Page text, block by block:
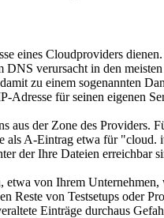
eines Cloudproviders
verursacht in den
zu einem sogenannten
für seinen eigenen
aus der Zone des Providers.
als A-Eintrag etwa für
der Ihre Dateien erreichbar
von Ihrem
von Testsetups oder
Einträge durchaus